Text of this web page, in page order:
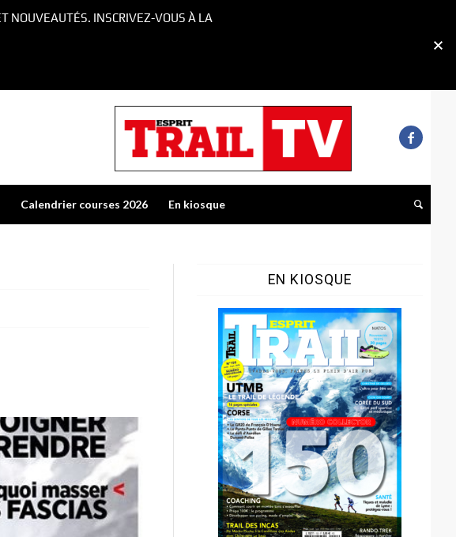
Calendrier courses 2026 En kiosque
EN KIOSQUE
NOUVEAUTÉS. INSCRIVEZ-VOUS À LA